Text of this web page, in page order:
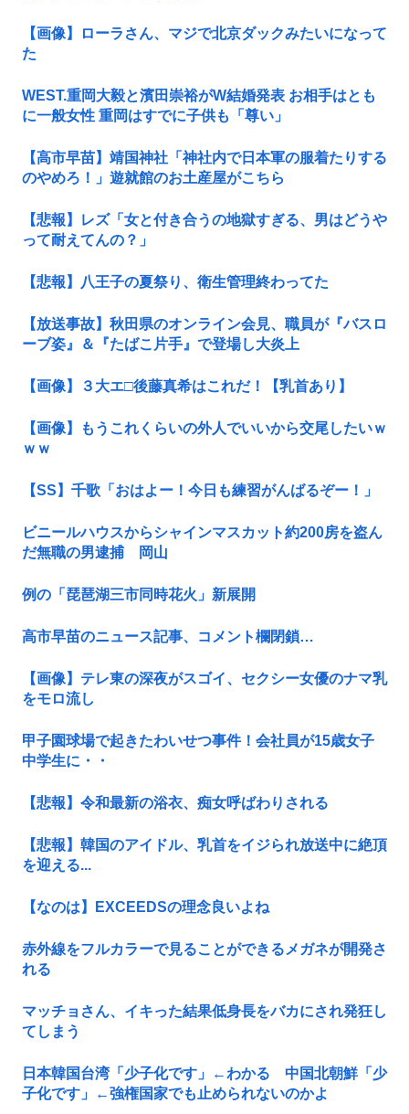
【画像】ローラさん、マジで北京ダックみたいになって
た
WEST.重岡大毅と濱田崇裕がW結婚発表 お相手はとも
に一般女性 重岡はすでに子供も「尊い」
【高市早苗】靖国神社「神社内で日本軍の服着たりする
のやめろ！」遊就館のお土産屋がこちら
【悲報】レズ「女と付き合うの地獄すぎる、男はどうや
って耐えてんの？」
【悲報】八王子の夏祭り、衛生管理終わってた
【放送事故】秋田県のオンライン会見、職員が『バスロ
ーブ姿』＆『たばこ片手』で登場し大炎上
【画像】３大エ□後藤真希はこれだ！【乳首あり】
【画像】もうこれくらいの外人でいいから交尾したいｗ
ｗｗ
【SS】千歌「おはよー！今日も練習がんばるぞー！」
ビニールハウスからシャインマスカット約200房を盗ん
だ無職の男逮捕 岡山
例の「琵琶湖三市同時花火」新展開
高市早苗のニュース記事、コメント欄閉鎖…
【画像】テレ東の深夜がスゴイ、セクシー女優のナマ乳
をモロ流し
甲子園球場で起きたわいせつ事件！会社員が15歳女子
中学生に・・
【悲報】令和最新の浴衣、痴女呼ばわりされる
【悲報】韓国のアイドル、乳首をイジられ放送中に絶頂
を迎える...
【なのは】EXCEEDSの理念良いよね
赤外線をフルカラーで見ることができるメガネが開発さ
れる
マッチョさん、イキった結果低身長をバカにされ発狂し
てしまう
日本韓国台湾「少子化です」←わかる 中国北朝鮮「少
子化です」←強権国家でも止められないのかよ